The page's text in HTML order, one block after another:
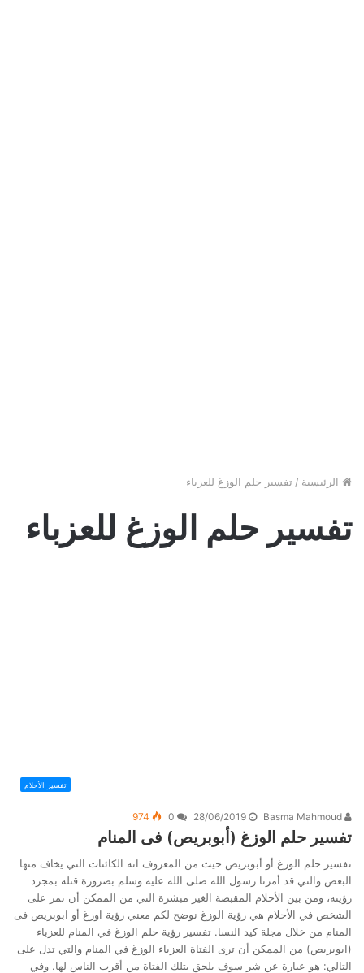
الرئيسية / تفسير حلم الوزغ للعزباء
تفسير حلم الوزغ للعزباء
تفسير الأحلام
Basma Mahmoud
28/06/2019
0
974
تفسير حلم الوزغ (أبوبريص) فى المنام
تفسير حلم الوزغ أو أبوبريص حيث من المعروف انه الكائنات التي يخاف منها
البعض والتي قد أمرنا رسول الله صلى الله عليه وسلم بضرورة قتله بمجرد
رؤيته، ومن بين الأحلام المقبضة الغير مبشرة التي من الممكن أن تمر على
الشخص في الأحلام هي رؤية الوزغ نوضح لكم معني رؤية اوزغ أو ابوبريص فى
المنام من خلال مجلة كيد النسا. تفسير رؤية حلم الوزغ في المنام للعزباء
(ابوبريص) من الممكن أن ترى الفتاة العزباء الوزغ في المنام والتي تدل على
التالي: هو عبارة عن شر سوف يلحق بتلك الفتاة من أقرب الناس لها. وفي